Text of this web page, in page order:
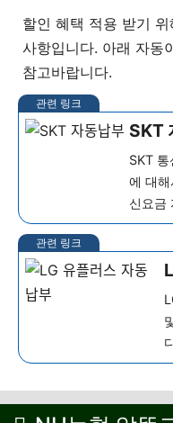
할인 혜택 적용 받기
사항입니다. 아래 자동
참고바랍니다.
SKT
장 쉬
SKT
에 대
신요금
이지
해서 손